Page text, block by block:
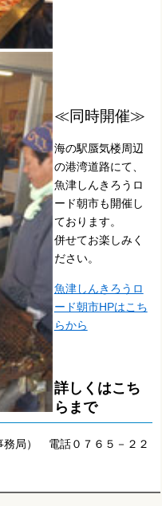
≪同時開催≫
海の駅蜃気楼周辺
の港湾道路にて、
魚津しんきろうロ
ード朝市も開催し
ております。
併せてお楽しみく
ださい。
魚津しんきろうロ
ード朝市HPはこち
らから
詳しくはこち
らまで
務局） 電話０７６５－２２